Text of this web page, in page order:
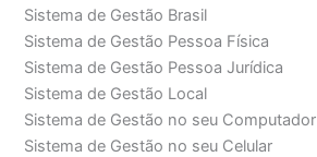
Sistema de Gestão Brasil
Sistema de Gestão Pessoa Física
Sistema de Gestão Pessoa Jurídica
Sistema de Gestão Local
Sistema de Gestão no seu Computador
Sistema de Gestão no seu Celular